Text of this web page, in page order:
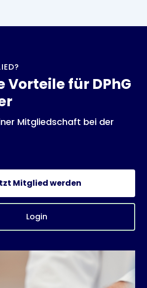
Vorteile für DPhG
Mitgliedschaft bei der
Mitglied werden
Login